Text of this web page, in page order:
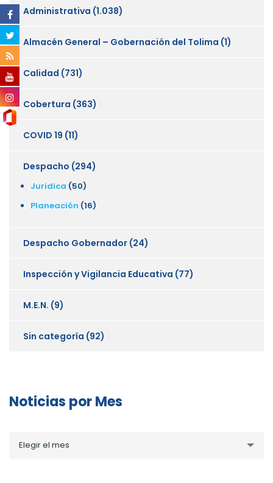
Administrativa (1.038)
Almacén General – Gobernación del Tolima (1)
Calidad (731)
Cobertura (363)
COVID 19 (11)
Despacho (294)
Juridica (50)
Planeación (16)
Despacho Gobernador (24)
Inspección y Vigilancia Educativa (77)
M.E.N. (9)
Sin categoría (92)
Noticias por Mes
porElegir el mes